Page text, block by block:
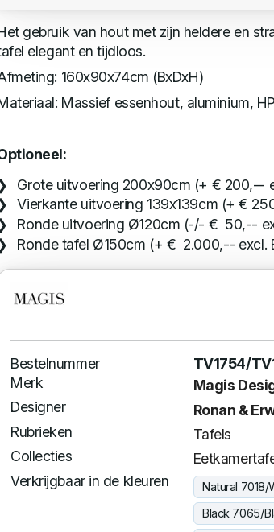
gebruik van hout met zijn heldere en
elegant en tijdloos.
160x90x74cm (BxDxH)
Massief essenhout, aluminium,
Grote uitvoering 200x90cm (+ € 200,--
Vierkante uitvoering 139x139cm (+ €
Ronde uitvoering Ø120cm (-/- € 50,--
Ronde tafel Ø150cm (+ € 2.000,-- excl.
Bestelnummer
TV1754/
Merk
Magis
Designer
Ronan &
Rubrieken
Tafels
Collecties
Verkrijgbaar in de kleuren
Natural
Black 7065/